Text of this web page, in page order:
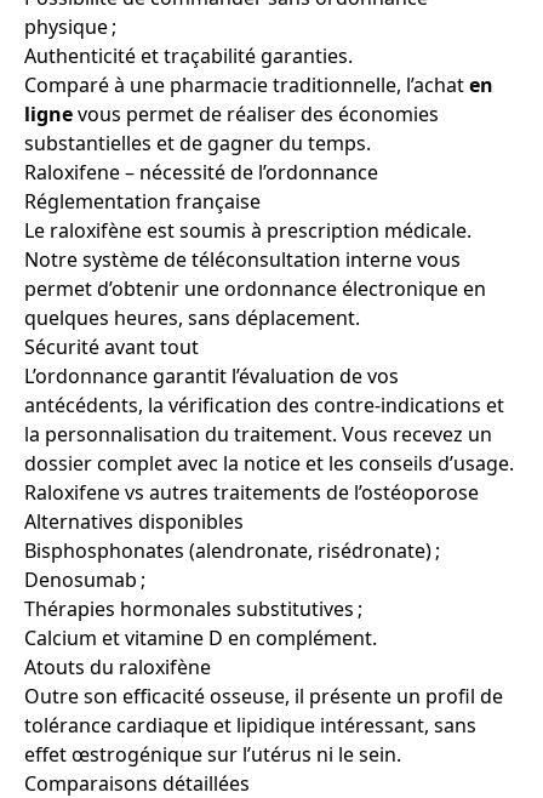
physique ;
Authenticité et traçabilité garanties.
Comparé à une pharmacie traditionnelle, l’achaten
lignevous permet de réaliser des économies
substantielles et de gagner du temps.
Raloxifene – nécessité de l’ordonnance
Réglementation française
Le raloxifène est soumis à prescription médicale.
Notre système de téléconsultation interne vous
permet d’obtenir une ordonnance électronique en
quelques heures, sans déplacement.
Sécurité avant tout
L’ordonnance garantit l’évaluation de vos
antécédents, la vérification des contre-indications et
la personnalisation du traitement. Vous recevez un
dossier complet avec la notice et les conseils d’usage.
Raloxifene vs autres traitements de l’ostéoporose
Alternatives disponibles
Bisphosphonates (alendronate, risédronate) ;
Denosumab ;
Thérapies hormonales substitutives ;
Calcium et vitamine D en complément.
Atouts du raloxifène
Outre son efficacité osseuse, il présente un profil de
tolérance cardiaque et lipidique intéressant, sans
effet œstrogénique sur l’utérus ni le sein.
Comparaisons détaillées